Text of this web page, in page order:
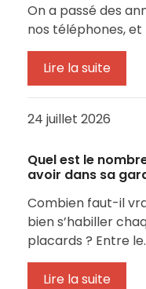
On a passé des
nos téléphones,
Lire la suite
24 juillet 2026
Quel est le
avoir dans sa
Combien faut-il
bien s’habiller
placards ? Entre
Lire la suite